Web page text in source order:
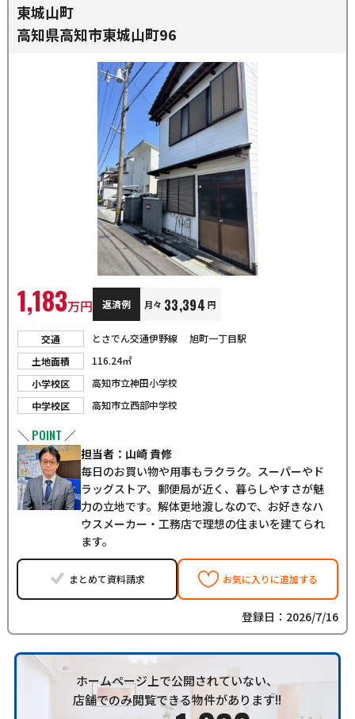
東城山町
高知県高知市東城山町96
1,183万円 返済例 月々 33,394 円
交通
とさでん交通伊野線 旭町一丁目駅
土地面積
116.24㎡
小学校区
高知市立神田小学校
中学校区
高知市立西部中学校
＼ POINT ／
担当者：山崎 貴修
毎日のお買い物や用事もラクラク。スーパーやド
ラッグストア、郵便局が近く、暮らしやすさが魅
力の立地です。解体更地渡しなので、お好きなハ
ウスメーカー・工務店で理想の住まいを建てられ
ます。
まとめて資料請求 お気に入りに追加する
登録日：2026/7/16
ホームページ上で公開されていない、
店舗でのみ閲覧できる物件があります!!